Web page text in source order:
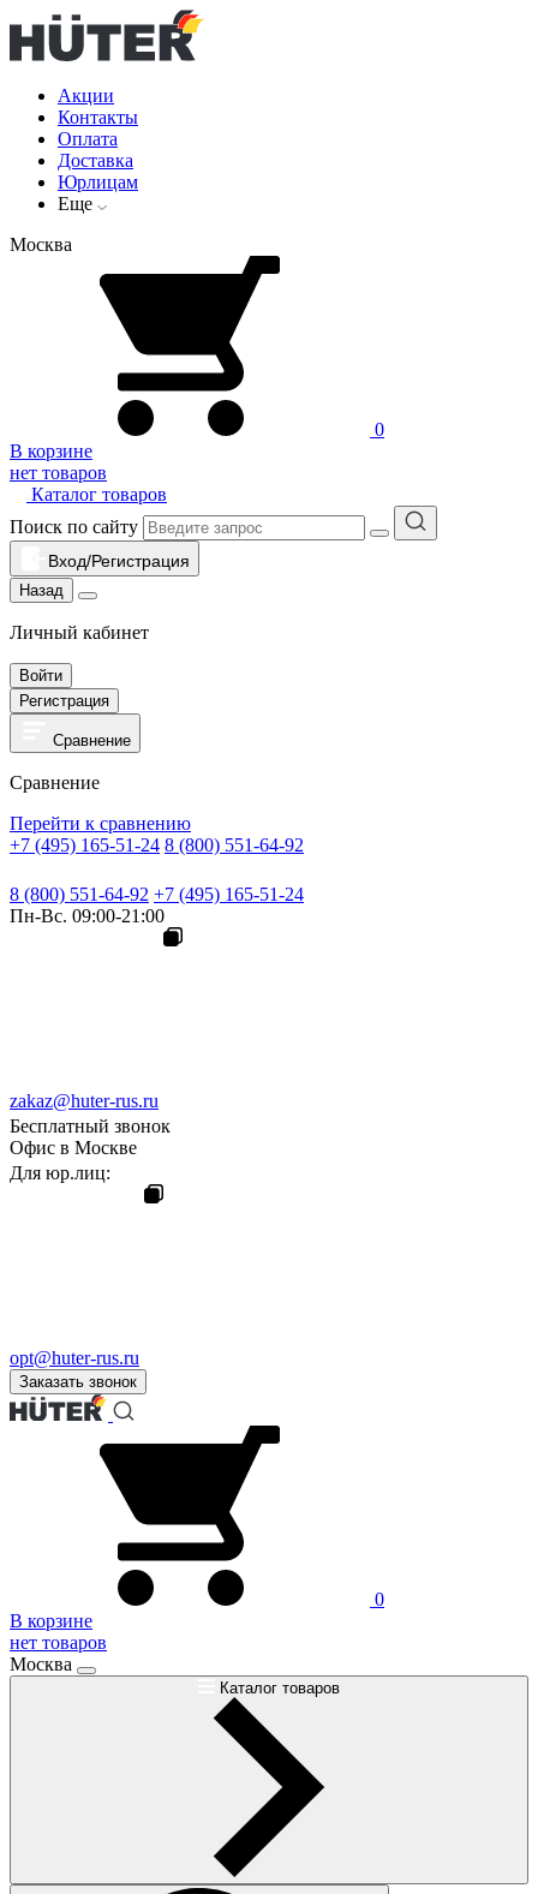
Акции
Контакты
Оплата
Доставка
Юрлицам
Еще
Москва
0
В корзине
нет товаров
Каталог товаров
Поиск по сайту
Вход/Регистрация
Назад
Личный кабинет
Войти
Регистрация
Сравнение
Сравнение
Перейти к сравнению
+7 (495) 165-51-24 8 (800) 551-64-92
8 (800) 551-64-92 +7 (495) 165-51-24
Пн-Вс. 09:00-21:00
zakaz@huter-rus.ru
Бесплатный звонок
Офис в Москве
Для юр.лиц:
opt@huter-rus.ru
Заказать звонок
0
В корзине
нет товаров
Москва
Каталог товаров